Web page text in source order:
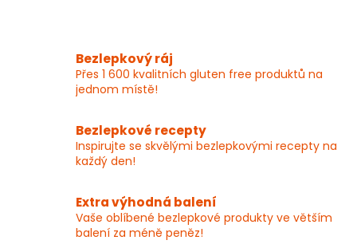
Bezlepkový ráj
Přes 1 600 kvalitních gluten free produktů na
jednom místě!
Bezlepkové recepty
Inspirujte se skvělými bezlepkovými recepty na
každý den!
Extra výhodná balení
Vaše oblíbené bezlepkové produkty ve větším
balení za méně peněz!